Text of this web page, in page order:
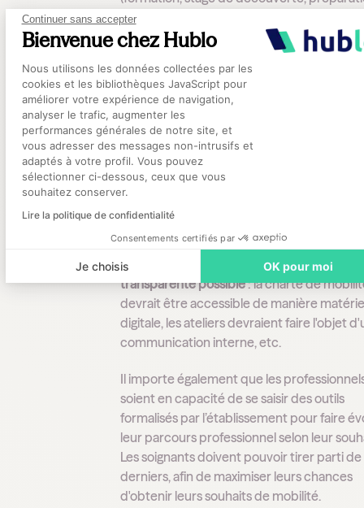
Continuer sans accepter
Bienvenue chez Hublo
Plateforme de Gestion du
Nous utilisons les données collectées par les
cookies et les bibliothèques JavaScript pour
améliorer votre expérience de navigation,
analyser le trafic, augmenter les
performances générales de notre site, et
vous adresser des messages non-intrusifs et
adaptés à votre profil. Vous pouvez
sélectionner ci-dessous, ceux que vous
souhaitez conserver.
Lire la politique de confidentialité
Consentements certifiés par
Je choisis OK pour moi
Axeptio consent
l’oral...) et les aider à postuler lorsque des
deviennent vacants.
Les professionnels de
santé : acteurs du
Les professionnels de santé doivent
profiter. C'est la raison pour laquelle
communication doit être le plus claire et
transparente possible: la charte de
devrait être accessible de manière
digitale, les ateliers devraient faire l'objet
communication interne, etc.
Il importe également que les
soient en capacité de se saisir des outils
formalisés par l’établissement pour faire
leur parcours professionnel selon leur
Les soignants doivent pouvoir tirer parti
derniers, afin de maximiser leurs chances
d'obtenir leurs souhaits de mobilité.